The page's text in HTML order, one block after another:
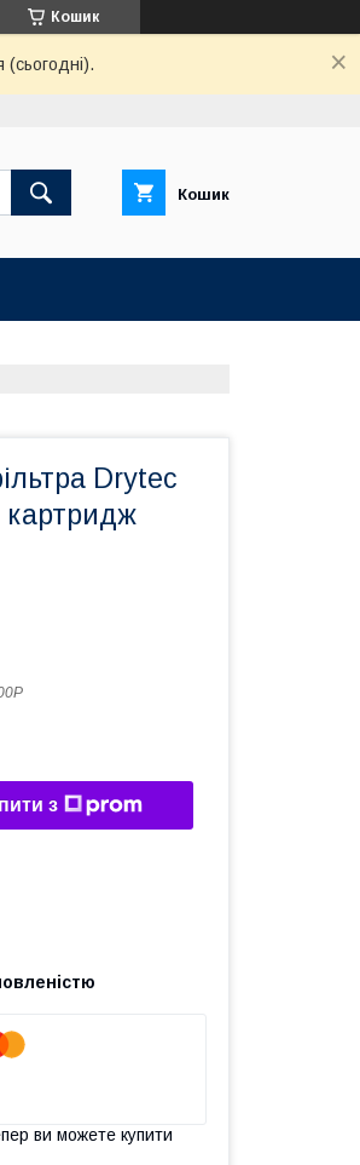
Кошик
Кошик
Drytec
картридж
з
ви можете купити